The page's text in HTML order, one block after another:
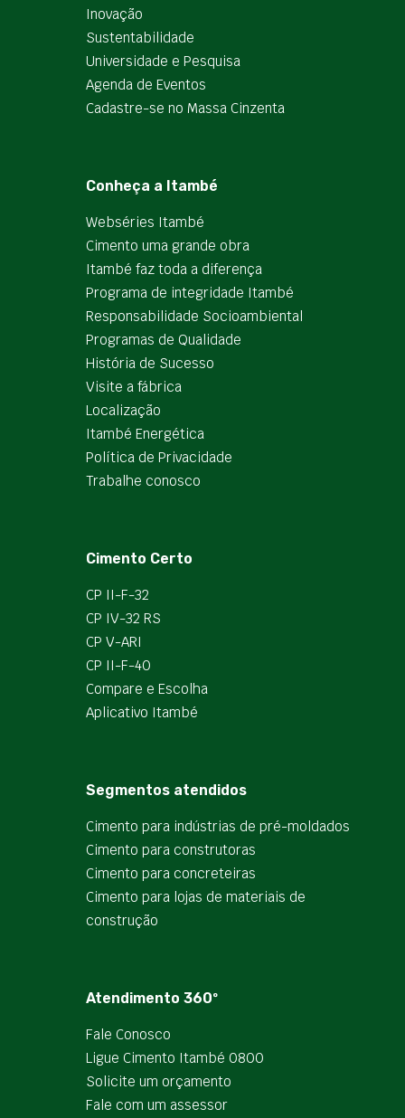
Inovação
Sustentabilidade
Universidade e Pesquisa
Agenda de Eventos
Cadastre-se no Massa Cinzenta
Conheça a Itambé
Webséries Itambé
Cimento uma grande obra
Itambé faz toda a diferença
Programa de integridade Itambé
Responsabilidade Socioambiental
Programas de Qualidade
História de Sucesso
Visite a fábrica
Localização
Itambé Energética
Política de Privacidade
Trabalhe conosco
Cimento Certo
CP II-F-32
CP IV-32 RS
CP V-ARI
CP II-F-40
Compare e Escolha
Aplicativo Itambé
Segmentos atendidos
Cimento para indústrias de pré-moldados
Cimento para construtoras
Cimento para concreteiras
Cimento para lojas de materiais de
construção
Atendimento 360º
Fale Conosco
Ligue Cimento Itambé 0800
Solicite um orçamento
Fale com um assessor